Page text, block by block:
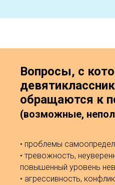
Вопросы, с
девяти
обращаются к
(возможные,
• проблемы
• тревожность,
повышенный уровень
• агрессивность,